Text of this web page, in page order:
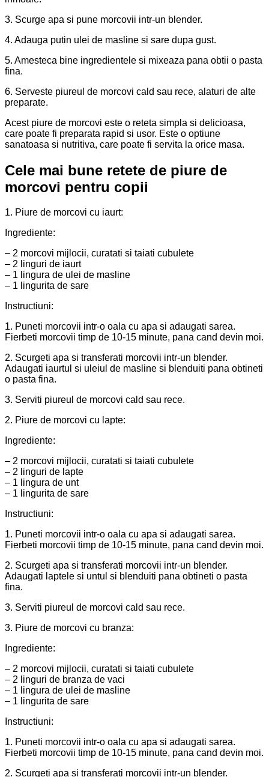
3. Scurge apa si pune morcovii intr-un blender.
4. Adauga putin ulei de masline si sare dupa gust.
5. Amesteca bine ingredientele si mixeaza pana obtii o pasta
fina.
6. Serveste piureul de morcovi cald sau rece, alaturi de alte
preparate.
Acest piure de morcovi este o reteta simpla si delicioasa,
care poate fi preparata rapid si usor. Este o optiune
sanatoasa si nutritiva, care poate fi servita la orice masa.
Cele mai bune retete de piure de
morcovi pentru copii
1. Piure de morcovi cu iaurt:
Ingrediente:
– 2 morcovi mijlocii, curatati si taiati cubulete
– 2 linguri de iaurt
– 1 lingura de ulei de masline
– 1 lingurita de sare
Instructiuni:
1. Puneti morcovii intr-o oala cu apa si adaugati sarea.
Fierbeti morcovii timp de 10-15 minute, pana cand devin moi.
2. Scurgeti apa si transferati morcovii intr-un blender.
Adaugati iaurtul si uleiul de masline si blenduiti pana obtineti
o pasta fina.
3. Serviti piureul de morcovi cald sau rece.
2. Piure de morcovi cu lapte:
Ingrediente:
– 2 morcovi mijlocii, curatati si taiati cubulete
– 2 linguri de lapte
– 1 lingura de unt
– 1 lingurita de sare
Instructiuni:
1. Puneti morcovii intr-o oala cu apa si adaugati sarea.
Fierbeti morcovii timp de 10-15 minute, pana cand devin moi.
2. Scurgeti apa si transferati morcovii intr-un blender.
Adaugati laptele si untul si blenduiti pana obtineti o pasta
fina.
3. Serviti piureul de morcovi cald sau rece.
3. Piure de morcovi cu branza:
Ingrediente:
– 2 morcovi mijlocii, curatati si taiati cubulete
– 2 linguri de branza de vaci
– 1 lingura de ulei de masline
– 1 lingurita de sare
Instructiuni:
1. Puneti morcovii intr-o oala cu apa si adaugati sarea.
Fierbeti morcovii timp de 10-15 minute, pana cand devin moi.
2. Scurgeti apa si transferati morcovii intr-un blender.